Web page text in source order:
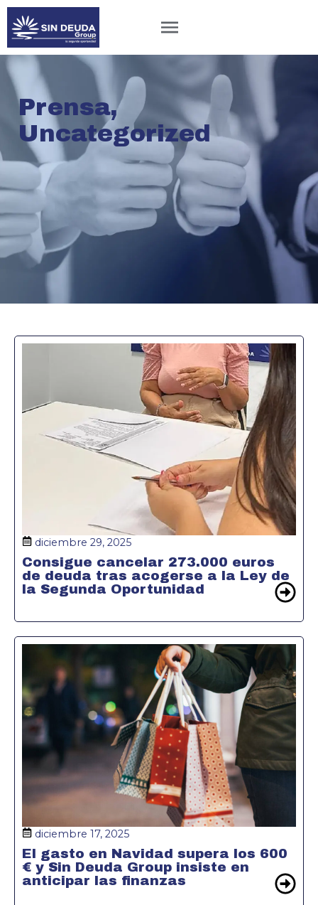
Prensa,
Uncategorized
diciembre 29, 2025
Consigue cancelar 273.000 euros
de deuda tras acogerse a la Ley de
la Segunda Oportunidad
diciembre 17, 2025
El gasto en Navidad supera los 600
€ y Sin Deuda Group insiste en
anticipar las finanzas